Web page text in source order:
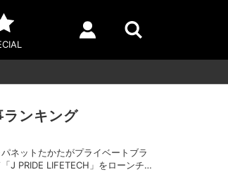
ランキング
ネットたかたがプライベートブラ
J PRIDE LIFETECH」をローンチ、